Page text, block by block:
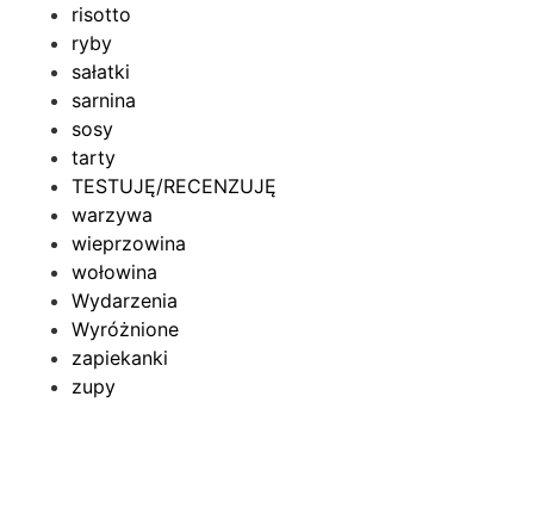
risotto
ryby
sałatki
sarnina
sosy
tarty
TESTUJĘ/RECENZUJĘ
warzywa
wieprzowina
wołowina
Wydarzenia
Wyróżnione
zapiekanki
zupy